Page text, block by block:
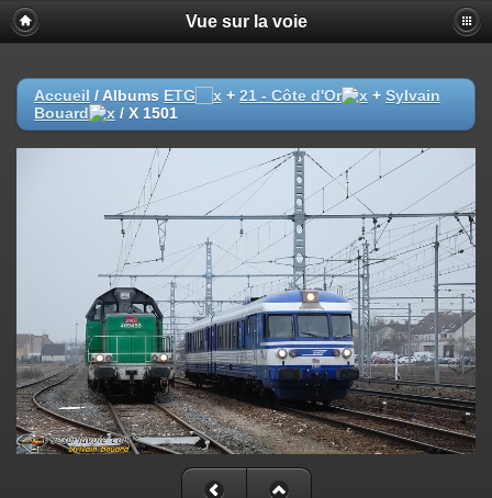
Vue sur la voie
Accueil / Albums ETG + 21 - Côte d'Or + Sylvain
Bouard
/ X 1501